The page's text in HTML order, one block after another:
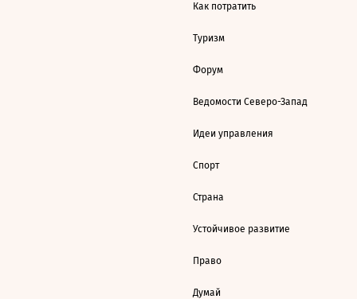
Как потратить
Туризм
Форум
Ведомости Северо-Запад
Идеи управления
Спорт
Страна
Устойчивое развитие
Право
Думай